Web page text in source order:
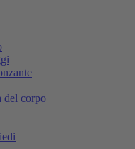
del corpo